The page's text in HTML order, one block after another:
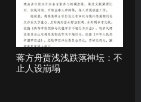
蒋方舟贾浅浅跌落神坛：不
止人设崩塌